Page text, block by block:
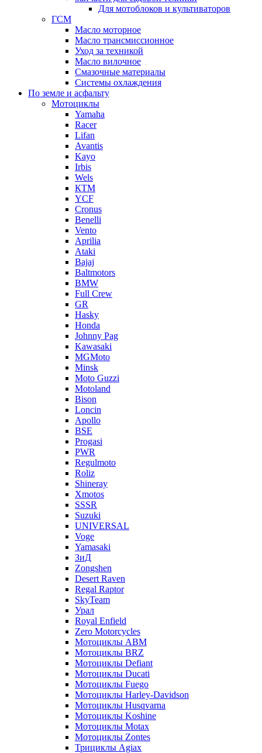
Для мотоблоков и культиваторов
ГСМ
Масло моторное
Масло трансмиссионное
Уход за техникой
Масло вилочное
Смазочные материалы
Системы охлаждения
По земле и асфальту
Мотоциклы
Yamaha
Racer
Lifan
Avantis
Kayo
Irbis
Wels
КТМ
YCF
Cronus
Benelli
Vento
Aprilia
Ataki
Bajaj
Baltmotors
BMW
Full Crew
GR
Hasky
Honda
Johnny Pag
Kawasaki
MGMoto
Minsk
Moto Guzzi
Motoland
Bison
Loncin
Apollo
BSE
Progasi
PWR
Regulmoto
Roliz
Shineray
Xmotos
SSSR
Suzuki
UNIVERSAL
Voge
Yamasaki
ЗиД
Zongshen
Desert Raven
Regal Raptor
SkyTeam
Урал
Royal Enfield
Zero Motorcycles
Мотоциклы ABM
Мотоциклы BRZ
Мотоциклы Defiant
Мотоциклы Ducati
Мотоциклы Fuego
Мотоциклы Harley-Davidson
Мотоциклы Husqvarna
Мотоциклы Koshine
Мотоциклы Motax
Мотоциклы Zontes
Трициклы Agiax